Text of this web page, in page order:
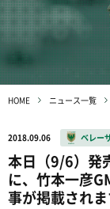
HOME ニュース一覧
2018.09.06 ベレー
本日（9/6）発
に、竹本一彦
事が掲載され